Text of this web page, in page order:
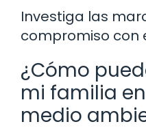
Investiga las
compromiso con
¿Cómo
mi familia
medio